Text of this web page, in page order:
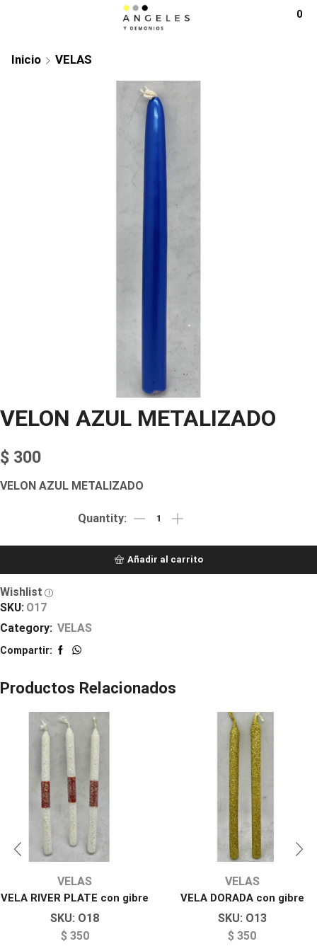
0
Inicio VELAS
VELON AZUL METALIZADO
$ 300
VELON AZUL METALIZADO
Añadir al carrito
Wishlist
SKU: O17
Category: VELAS
Compartir:
Productos Relacionados
VELAS
VELA RIVER PLATE con gibre
SKU: O18
$350
VELAS
VELA DORADA con gibre
SKU: O13
$ 350